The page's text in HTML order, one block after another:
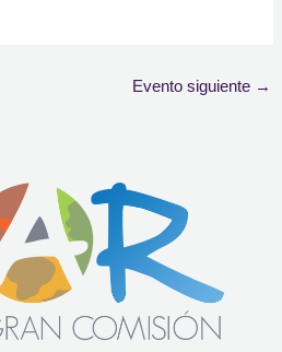
Evento siguiente →